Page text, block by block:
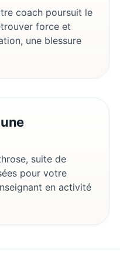
coach poursuit le
force et
une blessure
suite de
pour votre
en activité